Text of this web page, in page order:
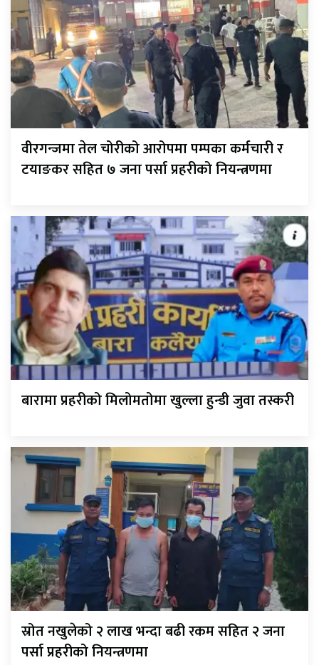
वीरगन्जमा तेल चोरीको आरोपमा पम्पका कर्मचारी र
टयाङकर सहित ७ जना पर्सा प्रहरीको नियन्त्रणमा
बारामा प्रहरीको मिलोमतोमा खुल्ला हुन्डी जुवा तस्करी
स्रोत नखुलेको २ लाख भन्दा बढी रकम सहित २ जना
पर्सा प्रहरीको नियन्त्रणमा